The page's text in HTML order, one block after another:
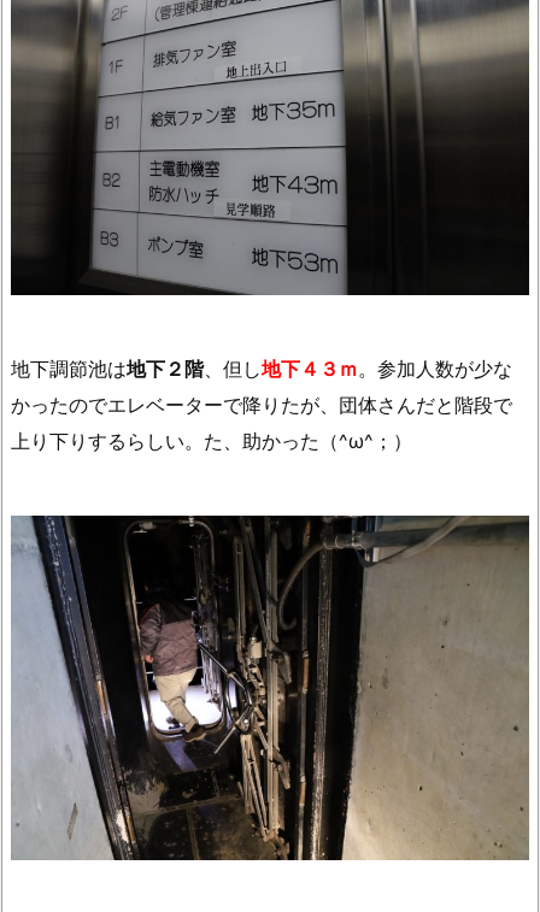
地下調節池は地下２階、但し地下４３ｍ。参加人数が少な
かったのでエレベーターで降りたが、団体さんだと階段で
上り下りするらしい。た、助かった（^ω^；）